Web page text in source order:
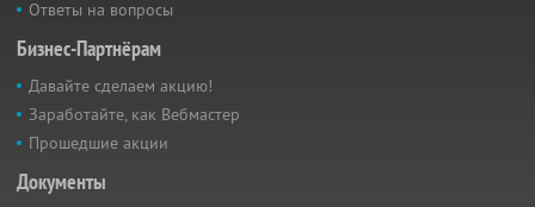
Ответы на вопросы
Бизнес-Партнёрам
Давайте сделаем акцию!
Заработайте, как Вебмастер
Прошедшие акции
Документы